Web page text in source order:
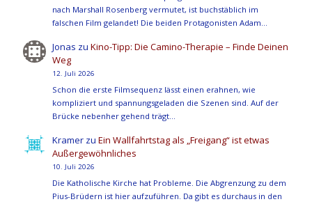
nach Marshall Rosenberg vermutet, ist buchstäblich im
falschen Film gelandet! Die beiden Protagonisten Adam…
Jonas zuKino-Tipp: Die Camino-Therapie – Finde Deinen
Weg
12. Juli 2026
Schon die erste Filmsequenz lässt einen erahnen, wie
kompliziert und spannungsgeladen die Szenen sind. Auf der
Brücke nebenher gehend trägt…
Kramer zuEin Wallfahrtstag als „Freigang“ ist etwas
Außergewöhnliches
10. Juli 2026
Die Katholische Kirche hat Probleme. Die Abgrenzung zu dem
Pius-Brüdern ist hier aufzuführen. Da gibt es durchaus in den